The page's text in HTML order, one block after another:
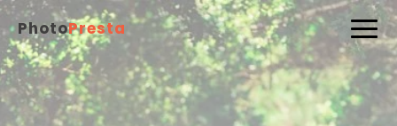
PhotoPresta